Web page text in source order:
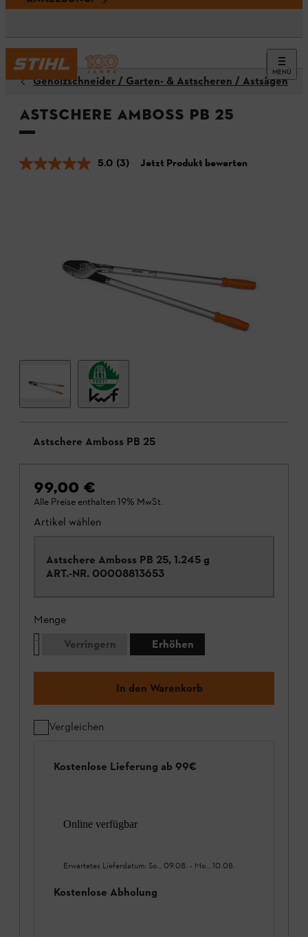
MENÜ
Gehölzschneider / Garten- & Astscheren / Astsägen
Astschere Amboss PB 25
5.0 (3) Jetzt Produkt bewerten
Astschere Amboss PB 25
99,00 €
Alle Preise enthalten 19% MwSt.
Artikel wählen
Astschere Amboss PB 25, 1.245 g
ART.-NR. 00008813653
Menge
Verringern
Erhöhen
In den Warenkorb
Vergleichen
Kostenlose Lieferung ab 99€
Online verfügbar
Erwartetes Lieferdatum: So., 09.08. - Mo., 10.08.
Kostenlose Abholung